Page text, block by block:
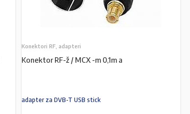
Konektori RF, adapteri
Konektor RF-ž / MCX -m 0,1m a
adapter za DVB-T USB stick